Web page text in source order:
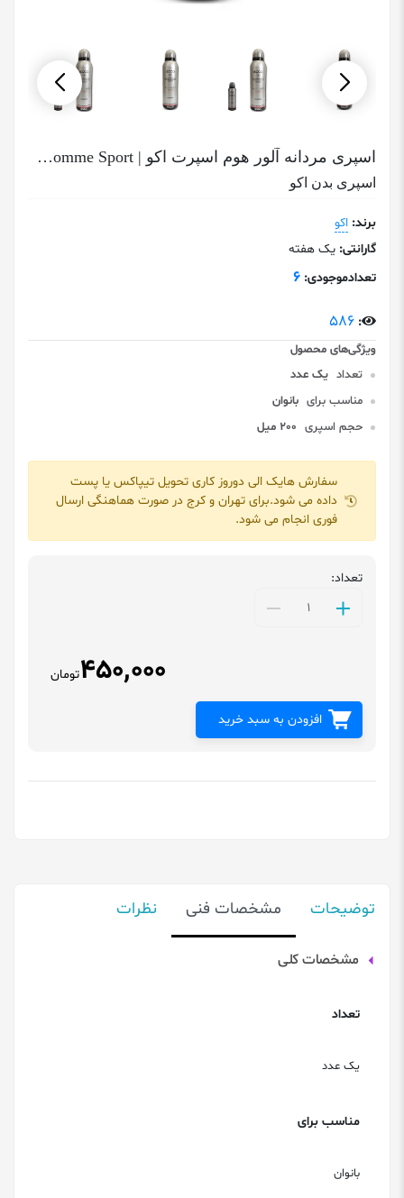
اسپری مردانه آلور هوم اسپرت اکو | Allure Homme Sport
اسپری بدن اکو
برند: اکو
گارانتی: یک هفته
تعدادموجودی: 6
:
586
تعداد یک عدد
مناسب برای بانوان
حجم اسپری 200 میل
سفارش هایک الی دوروز کاری تحویل تیپاکس یا پست
داده می شود.برای تهران و کرج در صورت هماهنگی ارسال
فوری انجام می شود.
تعداد:
450,000تومان
افزودن به سبد خرید
توضیحات مشخصات فنی نظرات
مشخصات کلی
تعداد
یک عدد
مناسب برای
بانوان